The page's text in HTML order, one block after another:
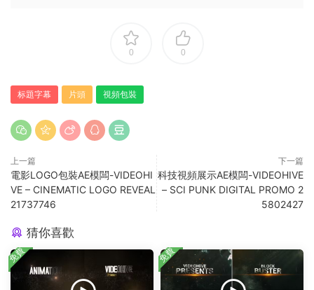
0 0
标題字幕 片頭 視頻包裝
上一篇
電影LOGO包裝AE模闆-VIDEOHI
VE – CINEMATIC LOGO REVEAL
21737746
下一篇
科技視頻展示AE模闆-VIDEOHIVE
– SCI PUNK DIGITAL PROMO 2
5802427
猜你喜歡
免費 免費